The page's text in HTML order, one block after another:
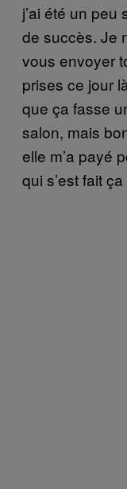
j’ai été un
de succès. Je
vous envoyer
prises ce jour
que ça fasse
salon, mais
elle m’a payé
qui s’est fait